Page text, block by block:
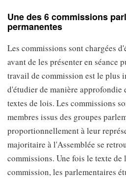
Une des 6 commissions
permanentes
Les commissions sont chargées
avant de les présenter en séance
travail de commission est le plus
d'étudier de manière approfondie
textes de lois. Les commissions
membres issus des groupes
proportionnellement à leur
majoritaire à l'Assemblée se
commissions. Une fois le texte de
commission, les parlementaires